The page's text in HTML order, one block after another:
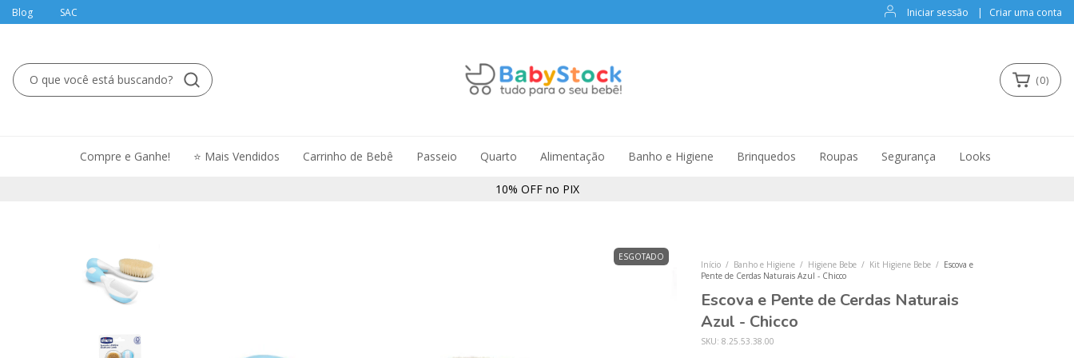
Blog SAC Iniciar sessão | Criar uma conta
10% OFF no PIX
(0)
Compre e Ganhe! ⭐ Mais Vendidos Carrinho de Bebê Passeio Quarto Alimentação Banho e Higiene Brinquedos Roupas Segurança Looks
ESGOTADO
Início / Banho e Higiene / Higiene Bebe / Kit Higiene Bebe / Escova e
Pente de Cerdas Naturais Azul - Chicco
Escova e Pente de Cerdas Naturais
Azul - Chicco
SKU: 8.25.53.38.00